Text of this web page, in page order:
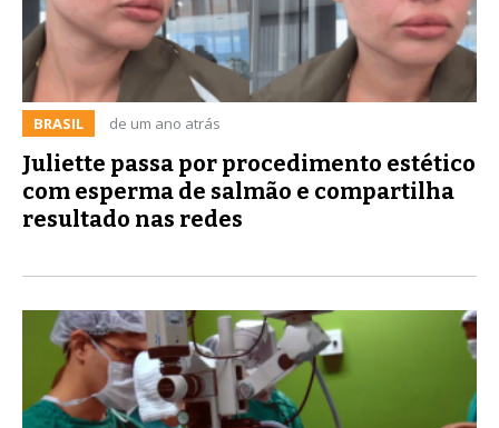
BRASIL de um ano atrás
Juliette passa por procedimento estético
com esperma de salmão e compartilha
resultado nas redes